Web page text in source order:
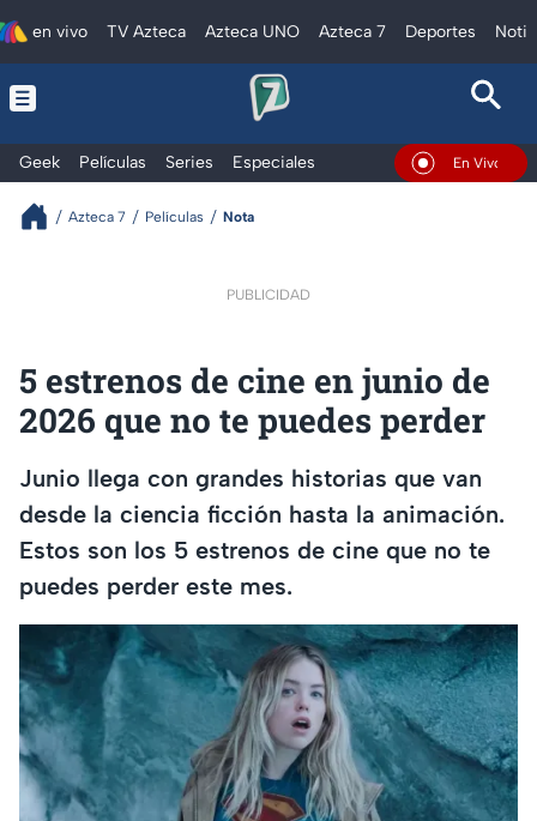
en vivo TV Azteca Azteca UNO Azteca 7 Deportes
Geek Películas Series Especiales En Vivo
Azteca 7 Películas Nota
PUBLICIDAD
5 estrenos de cine en junio de
2026 que no te puedes perder
Junio llega con grandes historias que van
desde la ciencia ficción hasta la animación.
Estos son los 5 estrenos de cine que no te
puedes perder este mes.